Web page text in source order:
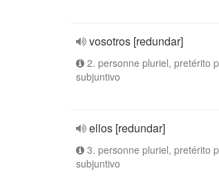
vosotros [redundar]
2. personne pluriel, pretérito
subjuntivo
ellos [redundar]
3. personne pluriel, pretérito
subjuntivo